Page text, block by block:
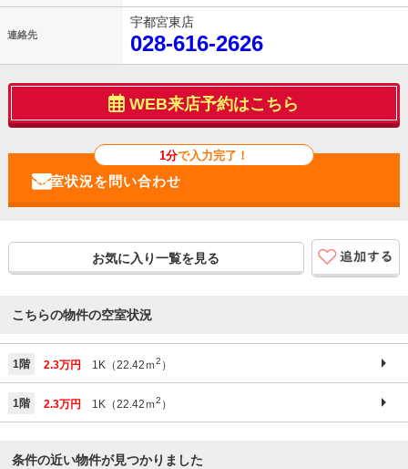
連絡先
宇都宮東店
028-616-2626
WEB来店予約はこちら
1分で入力完了！
お気に入り一覧を見る
こちらの物件の空室状況
1階 2.3万円 1K（22.42ｍ2 ）
1階 2.3万円 1K（22.42ｍ2 ）
条件の近い物件が見つかりました